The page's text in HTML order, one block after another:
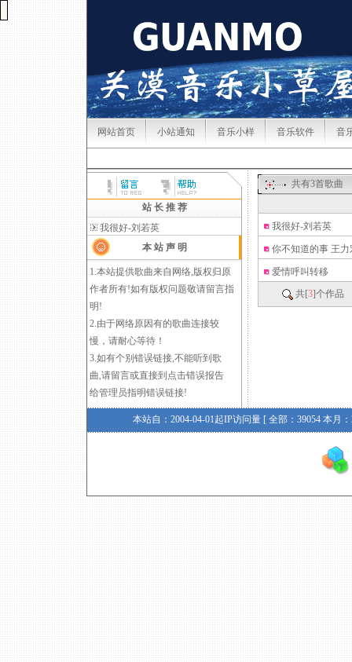
网站首页 小站通知 音乐小样 音乐软件 音
站 长 推 荐
我很好-刘若英
本 站 声 明
1.本站提供歌曲来自网络,版权归原
作者所有!如有版权问题敬请留言指
明!
2.由于网络原因有的歌曲连接较
慢，请耐心等待！
3.如有个别错误链接,不能听到歌
曲,请留言或直接到点击错误报告
给管理员指明错误链接!
共有3首歌曲
我很好-刘若英
你不知道的事 王力
爱情呼叫转移
共[3]个作品
本站自：2004-04-01起IP访问量 [ 全部：39054 本月